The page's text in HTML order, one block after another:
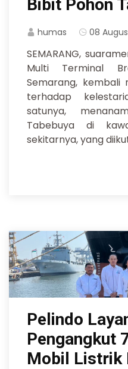
Bibit Pohon
humas 08
SEMARANG,
Multi Terminal
Semarang, kembali
terhadap
satunya,
Tabebuya di
sekitarnya, yang
Pelindo
Pengangkut
Mobil Listrik